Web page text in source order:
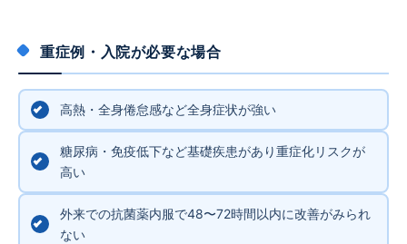
重症例・入院が必要な場合
高熱・全身倦怠感など全身症状が強い
糖尿病・免疫低下など基礎疾患があり重症化リスクが
高い
外来での抗菌薬内服で48〜72時間以内に改善がみられ
ない